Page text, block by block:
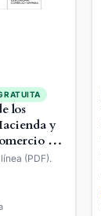
los
y
y
(PDF).